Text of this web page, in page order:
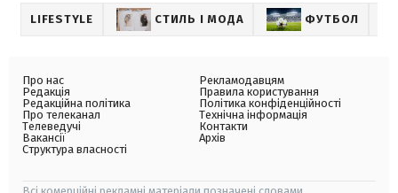
LIFESTYLE СТИЛЬ І МОДА ФУТБОЛ
Про нас
Редакція
Редакційна політика
Про телеканал
Телеведучі
Вакансії
Структура власності
Рекламодавцям
Правила користування
Політика конфіденційності
Технічна інформація
Контакти
Архів